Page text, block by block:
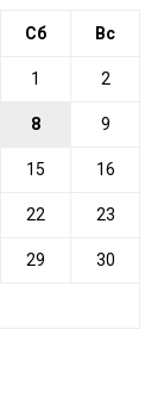
Сб Вс
1 2
8 9
15 16
22 23
29 30